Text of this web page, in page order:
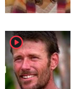
player2